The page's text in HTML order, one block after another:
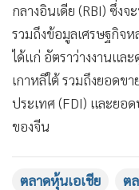
กลางอินเดีย (RBI) ซึ่ง
รวมถึงข้อมูลเศรษฐกิจ
ได้แก่ อัตราว่างงานแล
เกาหลีใต้ รวมถึงยอดข
ประเทศ (FDI) และยอ
ของจีน
ตลาดหุ้นเอเชีย ต